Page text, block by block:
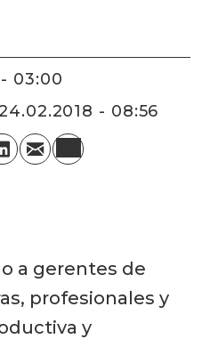
- 03:00
24.02.2018 - 08:56
a gerentes de
profesionales y
y